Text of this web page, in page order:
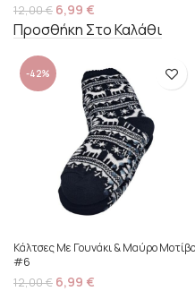
12,00€ 6,99 €
Προσθήκη Στο Καλάθι
-42%
Κάλτσες Με Γουνάκι & Μαύρο Μοτίβο
#6
12,00€ 6,99 €